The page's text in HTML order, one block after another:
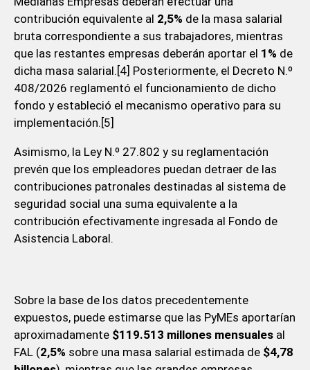
contribución equivalente al 2,5% de la masa salarial
bruta correspondiente a sus trabajadores, mientras
que las restantes empresas deberán aportar el 1% de
dicha masa salarial.[4] Posteriormente, el Decreto N.º
408/2026 reglamentó el funcionamiento de dicho
fondo y estableció el mecanismo operativo para su
implementación.[5]
Asimismo, la Ley N.º 27.802 y su reglamentación
prevén que los empleadores puedan detraer de las
contribuciones patronales destinadas al sistema de
seguridad social una suma equivalente a la
contribución efectivamente ingresada al Fondo de
Asistencia Laboral.
Sobre la base de los datos precedentemente
expuestos, puede estimarse que las PyMEs aportarían
aproximadamente $119.513 millones mensualesal
FAL (2,5% sobre una masa salarial estimada de $4,78